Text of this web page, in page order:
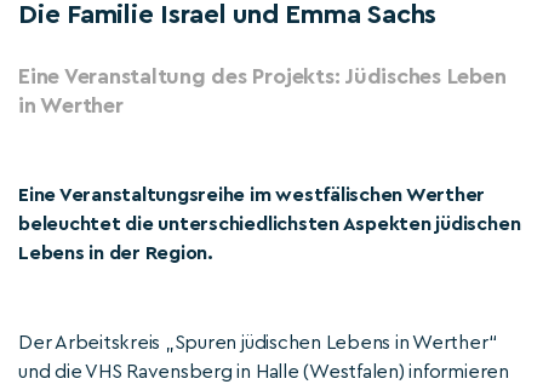
Die Familie Israel und Emma Sachs
Eine Veranstaltung des Projekts: Jüdisches Leben
in Werther
Eine Veranstaltungsreihe im westfälischen Werther
beleuchtet die unterschiedlichsten Aspekten jüdischen
Lebens in der Region.
Der Arbeitskreis „Spuren jüdischen Lebens in Werther“
und die VHS Ravensberg in Halle (Westfalen) informieren